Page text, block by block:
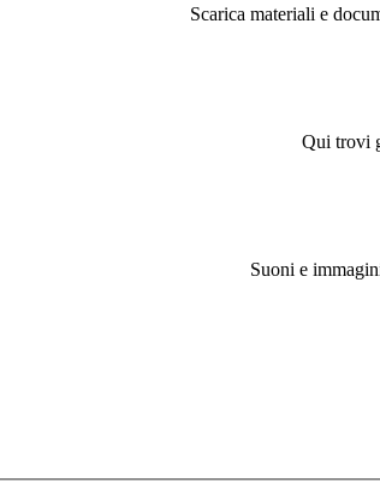
Scarica materiali e
Qui trovi
Suoni e